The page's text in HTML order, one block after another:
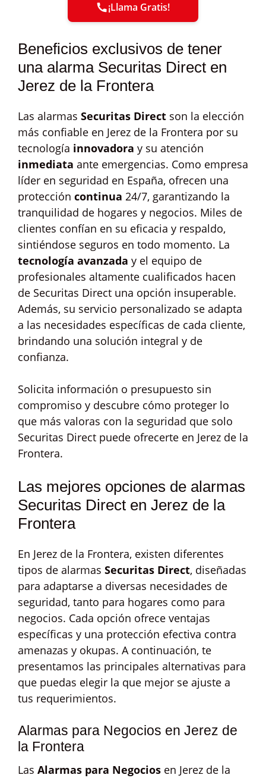
¡Llama Gratis!
Beneficios exclusivos de tener
una alarma Securitas Direct en
Jerez de la Frontera
Las alarmas Securitas Direct son la elección
más confiable en Jerez de la Frontera por su
tecnología innovadora y su atención
inmediata ante emergencias. Como empresa
líder en seguridad en España, ofrecen una
protección continua 24/7, garantizando la
tranquilidad de hogares y negocios. Miles de
clientes confían en su eficacia y respaldo,
sintiéndose seguros en todo momento. La
tecnología avanzada y el equipo de
profesionales altamente cualificados hacen
de Securitas Direct una opción insuperable.
Además, su servicio personalizado se adapta
a las necesidades específicas de cada cliente,
brindando una solución integral y de
confianza.
Solicita información o presupuesto sin
compromiso y descubre cómo proteger lo
que más valoras con la seguridad que solo
Securitas Direct puede ofrecerte en Jerez de la
Frontera.
Las mejores opciones de alarmas
Securitas Direct en Jerez de la
Frontera
En Jerez de la Frontera, existen diferentes
tipos de alarmas Securitas Direct, diseñadas
para adaptarse a diversas necesidades de
seguridad, tanto para hogares como para
negocios. Cada opción ofrece ventajas
específicas y una protección efectiva contra
amenazas y okupas. A continuación, te
presentamos las principales alternativas para
que puedas elegir la que mejor se ajuste a
tus requerimientos.
Alarmas para Negocios en Jerez de
la Frontera
Las Alarmas para Negocios en Jerez de la